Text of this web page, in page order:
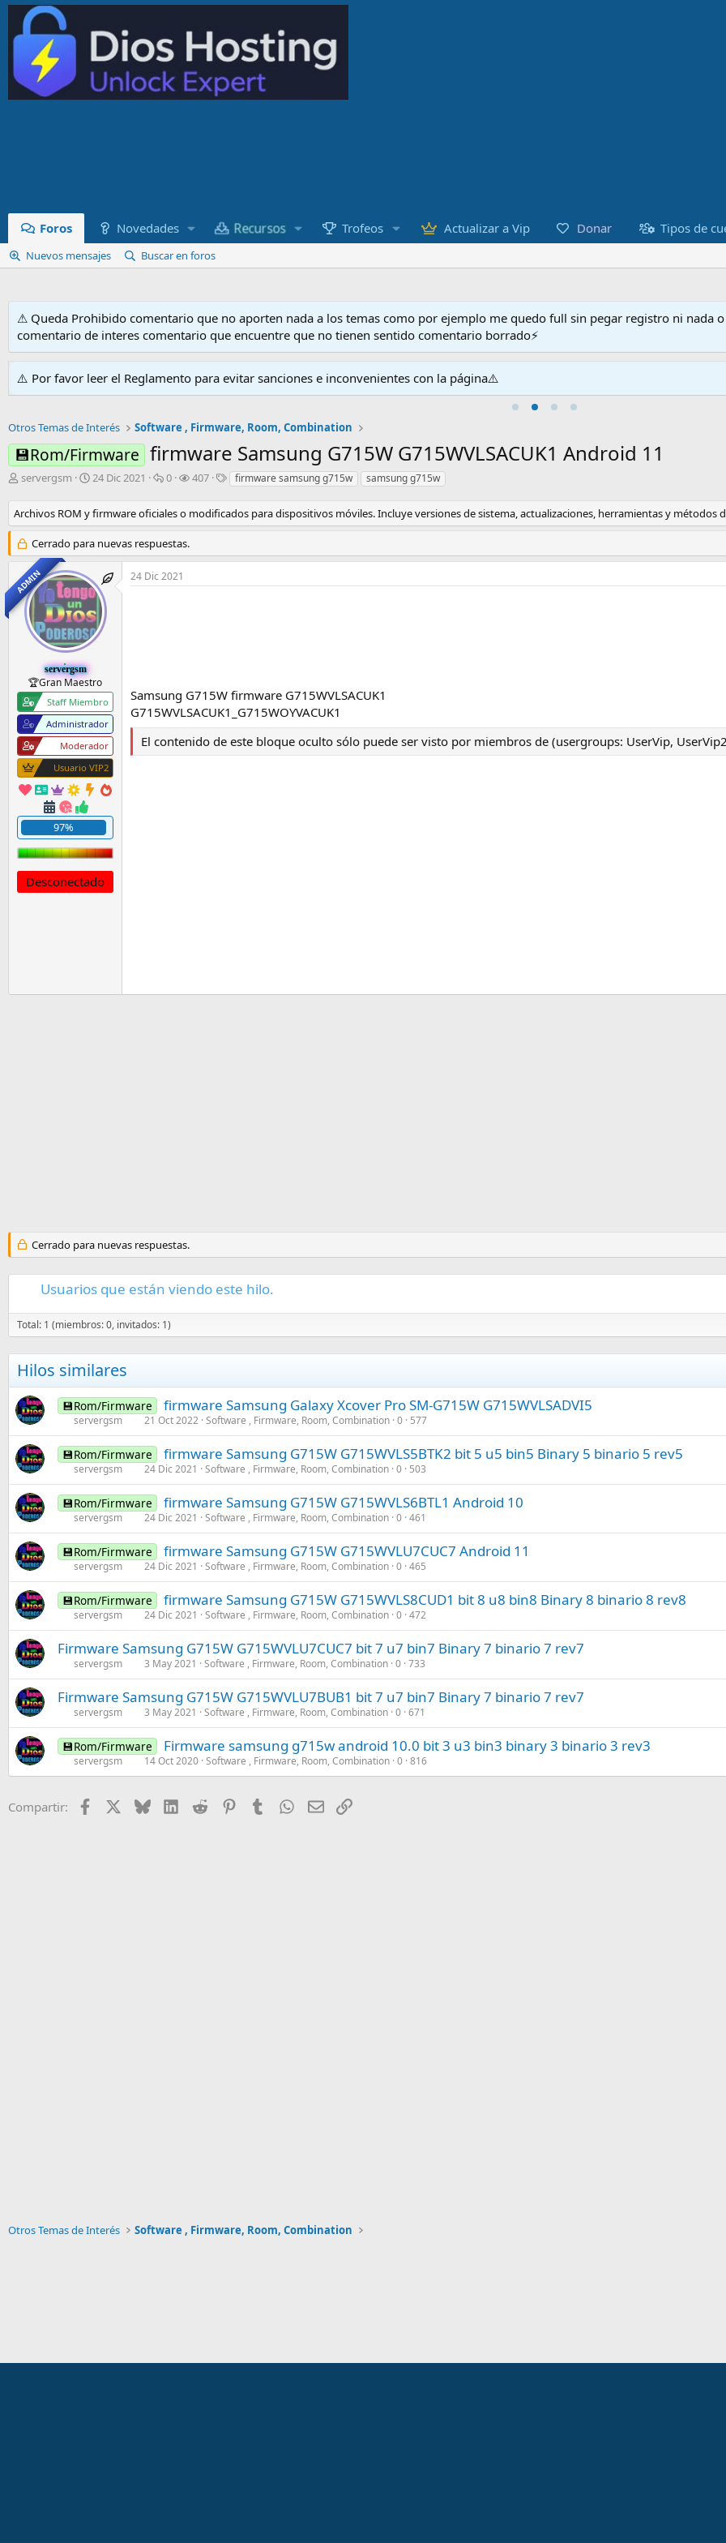
Foros Novedades Recursos Trofeos Actualizar a Vip Donar Tipos de
Nuevos mensajes Buscar en foros
⚠ Queda Prohibido comentario que no aporten nada a los temas como por ejemplo me quedo full sin pegar registro ni nada
comentario de interes comentario que encuentre que no tienen sentido comentario borrado⚡
⚠️ Por favor leer el Reglamento para evitar sanciones e inconvenientes con la página⚠️
Otros Temas de Interés Software , Firmware, Room, Combination
💾Rom/Firmware firmware Samsung G715W G715WVLSACUK1 Android 11
I
c
i
a
o
r
d
e
m
a
servergsm
F
c
h
d
i
n
i
c
i
24 Dic 2021
R
s
p
e
s
t
0
V
i
s
407
E
q
t
firmware samsung g715w samsung g715w
Archivos ROM y firmware oficiales o modificados para dispositivos móviles. Incluye versiones de sistema, actualizaciones, herramientas y métodos
Cerrado para nuevas respuestas.
ADMIN
servergsm
🏆Gran Maestro
Staff Miembro
Administrador
Moderador
Usuario VIP2
97%
Desconectado
24 Dic 2021
Samsung G715W firmware G715WVLSACUK1
G715WVLSACUK1_G715WOYVACUK1
El contenido de este bloque oculto sólo puede ser visto por miembros de (usergroups: UserVip,
Cerrado para nuevas respuestas.
Usuarios que están viendo este hilo.
Total: 1 (miembros: 0, invitados: 1)
Hilos similares
💾Rom/Firmware firmware Samsung Galaxy Xcover Pro SM-G715W G715WVLSADVI5
servergsm 21 Oct 2022 Software , Firmware, Room, Combination 0 577
💾Rom/Firmware firmware Samsung G715W G715WVLS5BTK2 bit 5 u5 bin5 Binary 5 binario 5 rev5
servergsm 24 Dic 2021 Software , Firmware, Room, Combination 0 503
💾Rom/Firmware firmware Samsung G715W G715WVLS6BTL1 Android 10
servergsm 24 Dic 2021 Software , Firmware, Room, Combination 0 461
💾Rom/Firmware firmware Samsung G715W G715WVLU7CUC7 Android 11
servergsm 24 Dic 2021 Software , Firmware, Room, Combination 0 465
💾Rom/Firmware firmware Samsung G715W G715WVLS8CUD1 bit 8 u8 bin8 Binary 8 binario 8 rev8
servergsm 24 Dic 2021 Software , Firmware, Room, Combination 0 472
Firmware Samsung G715W G715WVLU7CUC7 bit 7 u7 bin7 Binary 7 binario 7 rev7
servergsm 3 May 2021 Software , Firmware, Room, Combination 0 733
Firmware Samsung G715W G715WVLU7BUB1 bit 7 u7 bin7 Binary 7 binario 7 rev7
servergsm 3 May 2021 Software , Firmware, Room, Combination 0 671
💾Rom/Firmware Firmware samsung g715w android 10.0 bit 3 u3 bin3 binary 3 binario 3 rev3
servergsm 14 Oct 2020 Software , Firmware, Room, Combination 0 816
Compartir: Facebook BlueskyLinkedInReddit PinterestTumblrWhatsApp
EmailEnlace
Otros Temas de Interés Software , Firmware, Room, Combination